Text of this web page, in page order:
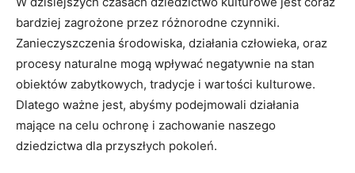
bardziej zagrożone ⁤przez różnorodne ⁤czynniki.
Zanieczyszczenia środowiska, działania człowieka,​ oraz
procesy naturalne mogą wpływać ‍negatywnie na ⁤stan ​
obiektów zabytkowych,‍ tradycje ⁣i wartości kulturowe.⁢
Dlatego ważne ‍jest, ‌abyśmy ⁤podejmowali działania
mające​ na celu ochronę i zachowanie naszego
dziedzictwa dla przyszłych pokoleń.